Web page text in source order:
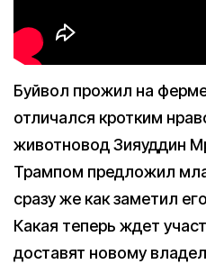
Буйвол прожил на
отличался кротким
животновод Зияуддин
Трампом предложил
сразу же как заметил
Какая теперь ждет
доставят новому